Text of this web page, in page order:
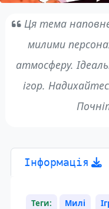
Ця тема
милими
атмосферу.
ігор.
Інформація
Теги: Милі